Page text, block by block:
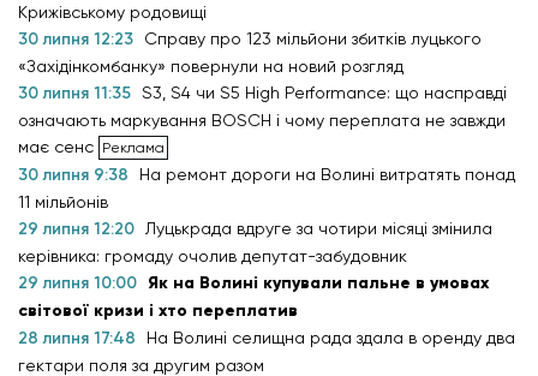
Крижівському родовищі
30 липня 12:23
Справу про 123 мільйони збитків луцького
«Західінкомбанку» повернули на новий розгляд
30 липня 11:35 S3, S4 чи S5 High Performance: що насправді
означають маркування BOSCH і чому переплата не завжди
має сенс
30 липня 9:38
На ремонт дороги на Волині витратять понад
11 мільйонів
29 липня 12:20
Луцькрада вдруге за чотири місяці змінила
керівника: громаду очолив депутат-забудовник
29 липня 10:00 Як на Волині купували пальне в умовах
світової кризи і хто переплатив
28 липня 17:48
На Волині селищна рада здала в оренду два
гектари поля за другим разом